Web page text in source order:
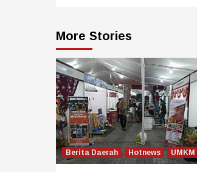
More Stories
Berita Daerah Hotnews UMKM